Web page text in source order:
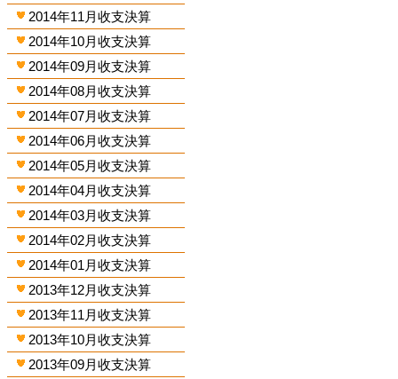
2014年11月收支決算
2014年10月收支決算
2014年09月收支決算
2014年08月收支決算
2014年07月收支決算
2014年06月收支決算
2014年05月收支決算
2014年04月收支決算
2014年03月收支決算
2014年02月收支決算
2014年01月收支決算
2013年12月收支決算
2013年11月收支決算
2013年10月收支決算
2013年09月收支決算